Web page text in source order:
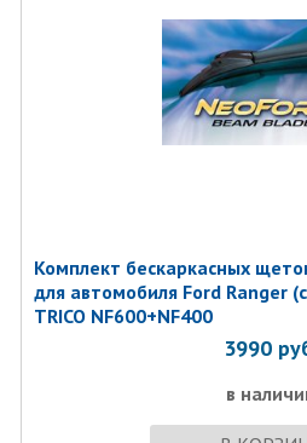
Комплект бескаркасных
для автомобиля Ford Ranger
TRICO NF600+NF400
3990
в